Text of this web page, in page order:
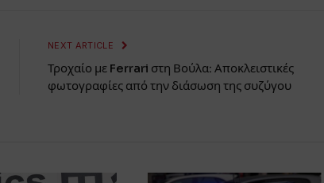
NEXT ARTICLE
Τροχαίο με Ferrari στη Βούλα: Αποκλειστικές
φωτογραφίες από την διάσωση της συζύγου